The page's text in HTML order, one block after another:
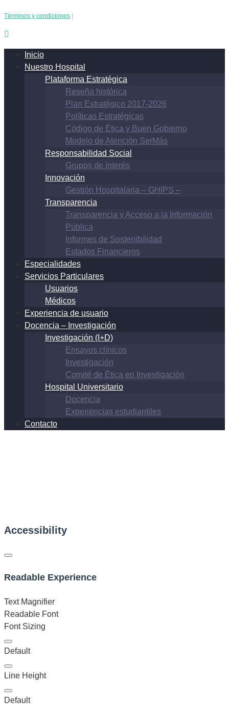
Términos y condiciones |
Inicio
Nuestro Hospital
Plataforma Estratégica
Reseña histórica
Plan Estratégico 2017-2026
Políticas Estratégicas
Código de Ética y Buen Gobierno
Modelo de Atención SerMás
Responsabilidad Social
Grupos de interés
Innovación
Gestión Hospitalaria – GHIPS –
Transparencia
Transparencia y Acceso a la Información
Pública
Informes de Sostenibilidad
Estados Financieros
Especialidades
Servicios Particulares
Usuarios
Médicos
Experiencia de usuario
Docencia – Investigación
Investigación (I+D)
Ensayos clínicos
Investigación
Comité de Ética en Investigación
Hospital Universitario
Docencia
Experiencias estudiantiles
Contacto
Accessibility
Readable Experience
Text Magnifier
Readable Font
Font Sizing
Default
Line Height
Default